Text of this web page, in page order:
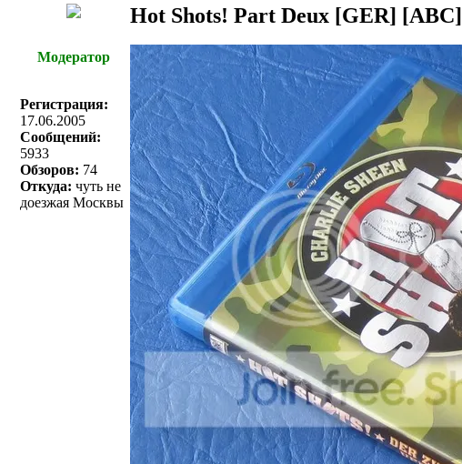
Модератор
Регистрация:
17.06.2005
Сообщений:
5933
Обзоров: 74
Откуда: чуть не
доезжая Москвы
Hot Shots! Part Deux [GER] [ABC]